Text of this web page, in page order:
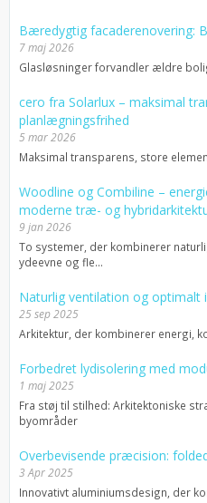
Bæredygtig facaderenovering:
7 maj 2026
Glasløsninger forvandler ældre
cero fra Solarlux – maksimal
planlægningsfrihed
5 mar 2026
Maksimal transparens, store
Woodline og Combiline –
moderne træ- og
9 jan 2026
To systemer, der kombinerer
ydeevne og fle...
Naturlig ventilation og optimalt
25 sep 2025
Arkitektur, der kombinerer energi,
Forbedret lydisolering med
1 maj 2025
Fra støj til stilhed: Arkitektoniske
byområder
Overbevisende præcision:
3 Apr 2025
Innovativt aluminiumsdesign, der